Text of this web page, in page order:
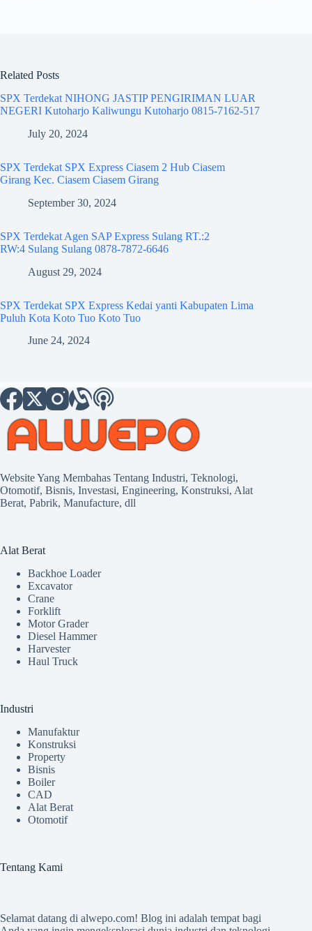
Related Posts
SPX Terdekat NIHONG JASTIP PENGIRIMAN LUAR
NEGERI Kutoharjo Kaliwungu Kutoharjo 0815-7162-517
July 20, 2024
SPX Terdekat SPX Express Ciasem 2 Hub Ciasem
Girang Kec. Ciasem Ciasem Girang
September 30, 2024
SPX Terdekat Agen SAP Express Sulang RT.:2
RW:4 Sulang Sulang 0878-7872-6646
August 29, 2024
SPX Terdekat SPX Express Kedai yanti Kabupaten Lima
Puluh Kota Koto Tuo Koto Tuo
June 24, 2024
Website Yang Membahas Tentang Industri, Teknologi,
Otomotif, Bisnis, Investasi, Engineering, Konstruksi, Alat
Berat, Pabrik, Manufacture, dll
Alat Berat
Backhoe Loader
Excavator
Crane
Forklift
Motor Grader
Diesel Hammer
Harvester
Haul Truck
Industri
Manufaktur
Konstruksi
Property
Bisnis
Boiler
CAD
Alat Berat
Otomotif
Tentang Kami
Selamat datang di alwepo.com! Blog ini adalah tempat bagi